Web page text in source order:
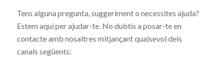
Tens alguna pregunta, suggeriment o necessites ajuda?
Estem aquí per ajudar-te. No dubtis a posar-te en
contacte amb nosaltres mitjançant qualsevol dels
canals següents: